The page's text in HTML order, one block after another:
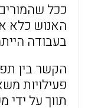
ככל
האנוש כלא
בעבודה
הקשר בין
פעילויות
תווך על